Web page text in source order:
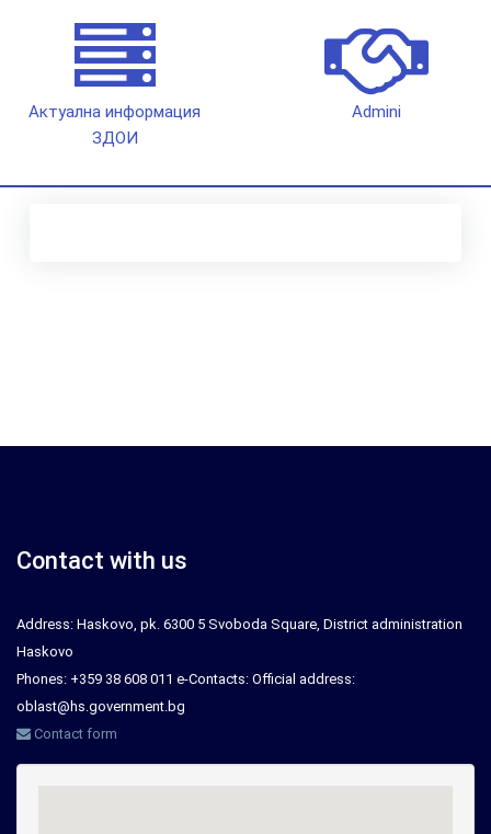
Актуална информация
ЗДОИ
Admini
Contact with us
Address: Haskovo, pk. 6300 5 Svoboda Square, District administration
Haskovo
Phones: +359 38 608 011 e-Contacts: Official address:
oblast@hs.government.bg
Contact form